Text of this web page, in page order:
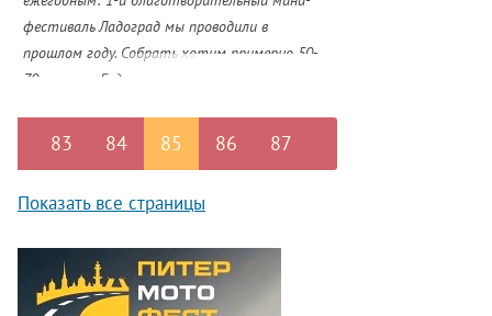
фестиваль Ладоград мы проводили в
прошлом году. Собрать хотим примерно 50-
70 человек. Будет также и специальная
83 84 85 86 87
Показать все страницы